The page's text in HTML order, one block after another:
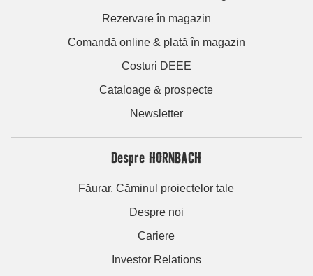
Rezervare în magazin
Comandă online & plată în magazin
Costuri DEEE
Cataloage & prospecte
Newsletter
Despre HORNBACH
Făurar. Căminul proiectelor tale
Despre noi
Cariere
Investor Relations